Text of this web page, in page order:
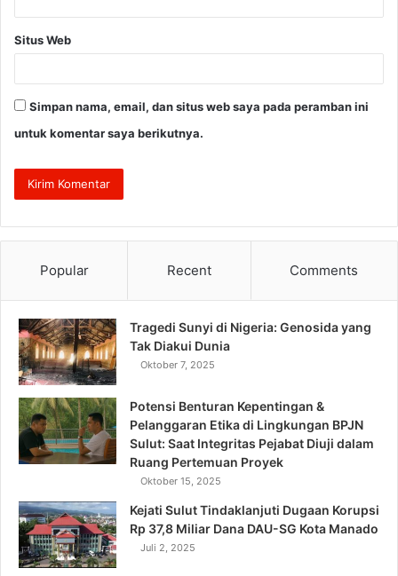
Situs Web
Simpan nama, email, dan situs web saya pada peramban ini
untuk komentar saya berikutnya.
Popular Recent Comments
Tragedi Sunyi di Nigeria: Genosida yang
Tak Diakui Dunia
Oktober 7, 2025
Potensi Benturan Kepentingan &
Pelanggaran Etika di Lingkungan BPJN
Sulut: Saat Integritas Pejabat Diuji dalam
Ruang Pertemuan Proyek
Oktober 15, 2025
Kejati Sulut Tindaklanjuti Dugaan Korupsi
Rp 37,8 Miliar Dana DAU-SG Kota Manado
Juli 2, 2025